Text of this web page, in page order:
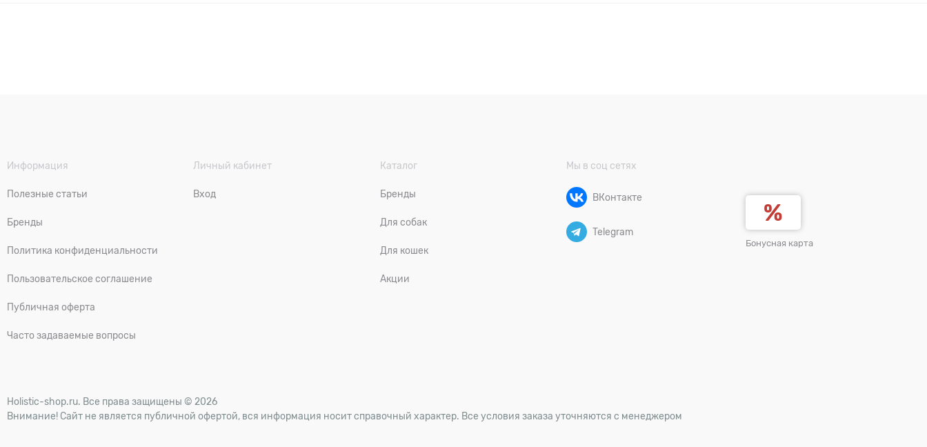
Информация
Полезные статьи
Бренды
Политика конфиденциальности
Пользовательское соглашение
Публичная оферта
Часто задаваемые вопросы
Личный кабинет
Вход
Каталог
Бренды
Для собак
Для кошек
Акции
Мы в соц сетях
ВКонтакте
Telegram
Бонусная карта
Holistic-shop.ru. Все права защищены © 2026
Внимание! Сайт не является публичной офертой, вся информация носит справочный характер. Все условия заказа уточняются с менеджером